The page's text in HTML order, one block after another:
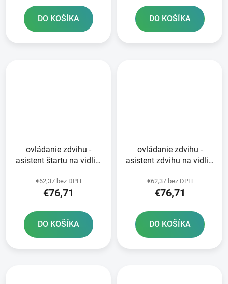
DO KOŠÍKA DO KOŠÍKA
ovládanie zdvihu -
asistent štartu na vidlici
priemer 64 mm 250-450
YZ/YZF RTECH červená
€62,37 bez DPH
€76,71
DO KOŠÍKA
ovládanie zdvihu -
asistent zdvihu na vidlici
priemer 57 mm 250-450
CRF/KXF/YZF RTECH
€62,37 bez DPH
€76,71
DO KOŠÍKA